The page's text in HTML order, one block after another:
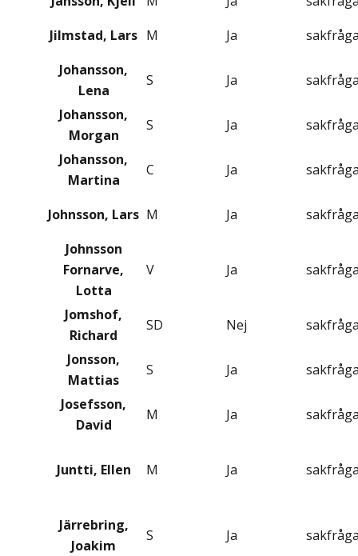
Jilmstad, Lars M Ja
Johansson,
Lena
S Ja
Johansson,
Morgan
S Ja
Johansson,
Martina
C Ja
Johnsson, Lars M Ja
Johnsson
Fornarve,
Lotta
V Ja
Jomshof,
Richard
SD Nej
Jonsson,
Mattias
S Ja
Josefsson,
David
M Ja
Juntti, Ellen M Ja
Järrebring,
Joakim
S Ja